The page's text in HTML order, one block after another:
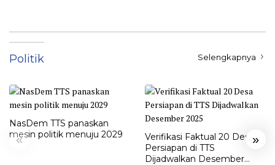
Politik Selengkapnya
« »
NasDem TTS panaskan
mesin politik menuju 2029
Verifikasi Faktual 20 Desa
Persiapan di TTS
Dijadwalkan Desember